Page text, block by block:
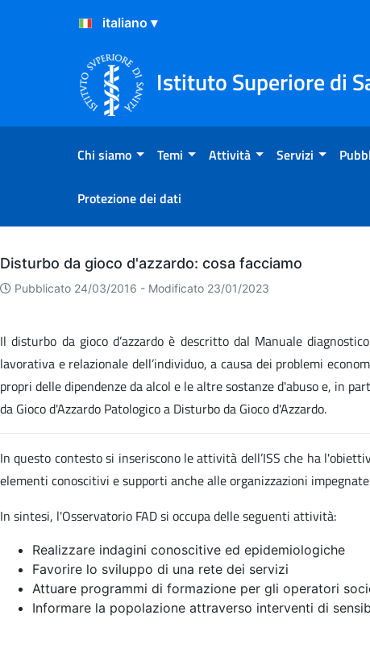
Salta al Contenuto
Salta al Footer
Istituto Superiore di
Chi siamo Temi Attività Servizi
Protezione dei dati
Archivio
Disturbo da gioco d'azzardo: cosa facciamo
Pubblicato 24/03/2016 - Modificato 23/01/2023
Il disturbo da gioco d’azzardo è descritto dal Manuale
lavorativa e relazionale dell’individuo, a causa dei problemi
propri delle dipendenze da alcol e le altre sostanze d'abuso e, in
da Gioco d'Azzardo Patologico a Disturbo da Gioco d'Azzardo.
In questo contesto si inseriscono le attività dell’ISS che ha
elementi conoscitivi e supporti anche alle organizzazioni
In sintesi, l'Osservatorio FAD si occupa delle seguenti attività:
Realizzare indagini conoscitive ed epidemiologiche
Favorire lo sviluppo di una rete dei servizi
Attuare programmi di formazione per gli operatori
Informare la popolazione attraverso interventi di